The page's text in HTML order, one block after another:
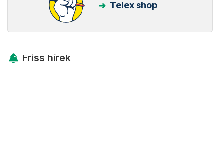
Telex shop
Friss hírek